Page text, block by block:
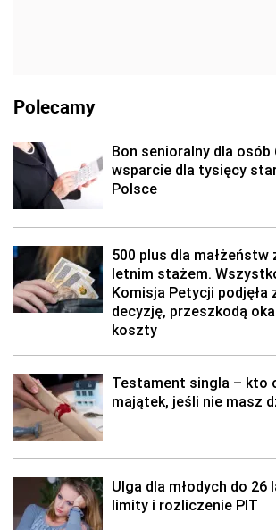
Polecamy
Bon senioralny dla osób
wsparcie dla tysięcy
Polsce
500 plus dla małżeństw
letnim stażem.
Komisja Petycji podjęła
decyzję, przeszkodą
koszty
Testament singla – kto
majątek, jeśli nie masz
Ulga dla młodych do 26
limity i rozliczenie PIT